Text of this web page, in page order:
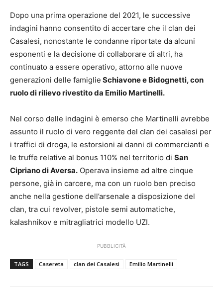
Dopo una prima operazione del 2021, le successive
indagini hanno consentito di accertare che il clan dei
Casalesi, nonostante le condanne riportate da alcuni
esponenti e la decisione di collaborare di altri, ha
continuato a essere operativo, attorno alle nuove
generazioni delle famiglie Schiavone e Bidognetti, con
ruolo di rilievo rivestito da Emilio Martinelli.
Nel corso delle indagini è emerso che Martinelli avrebbe
assunto il ruolo di vero reggente del clan dei casalesi per
i traffici di droga, le estorsioni ai danni di commercianti e
le truffe relative al bonus 110% nel territorio di San
Cipriano di Aversa. Operava insieme ad altre cinque
persone, già in carcere, ma con un ruolo ben preciso
anche nella gestione dell’arsenale a disposizione del
clan, tra cui revolver, pistole semi automatiche,
kalashnikov e mitragliatrici modello UZI.
PUBBLICITÀ
TAGS Casereta clan dei Casalesi Emilio Martinelli